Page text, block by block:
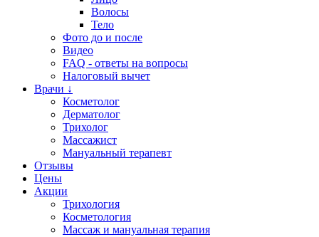
Волосы
Тело
Фото до и после
Видео
FAQ - ответы на вопросы
Налоговый вычет
Врачи ↓
Косметолог
Дерматолог
Трихолог
Массажист
Мануальный терапевт
Отзывы
Цены
Акции
Трихология
Косметология
Массаж и мануальная терапия